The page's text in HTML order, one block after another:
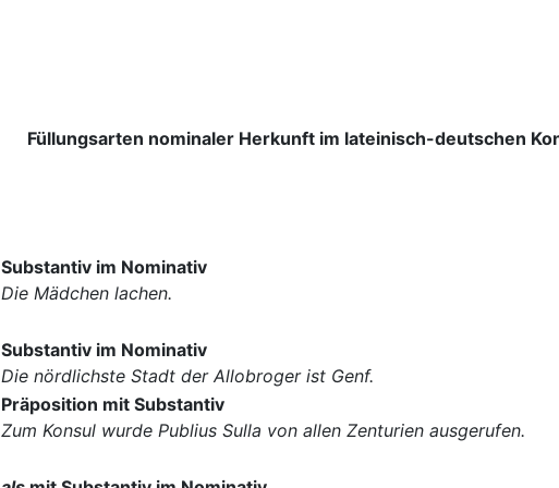
Füllungsarten nominaler Herkunft im lateinisch-deutschen
Substantiv im Nominativ
Die Mädchen lachen.
Substantiv im Nominativ
Die nördlichste Stadt der Allobroger ist Genf.
Präposition mit Substantiv
Zum Konsul wurde Publius Sulla von allen Zenturien ausgerufen.